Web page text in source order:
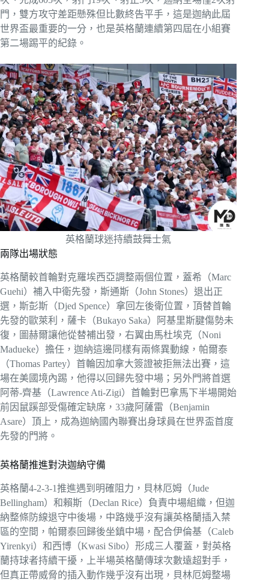
門，雙方攻守差距懸殊但比數終告平手，這是迦納此屆
世界盃最重要的一分，也是英格蘭連續第四屆在小組賽
第二場踢平的紀錄。
英格蘭球迷持續鼓舞士氣
兩隊出場狀態
英格蘭較首輪對克羅埃西亞調整兩個位置，蓋希（Marc
Guehi）補入中衛先發，斯通斯（John Stones）退出正
選，斯彭斯（Djed Spence）拿回左後衛位置，頂替首輪
先發的歐萊利，薩卡（Bukayo Saka）阿基里斯腱傷勢未
復，圖赫爾讓他從替補出發，右翼由馬杜埃克（Noni
Madueke）擔任，迦納這邊同樣有兩條異動線，帕爾泰
（Thomas Partey）首輪因加拿大簽證被拒無法出賽，這
場在美國境內踢，他得以回歸先發中場；另外門將首選
阿蒂-齊基（Lawrence Ati-Zigi）首輪對巴拿馬下半場開始
前因鼠蹊部受傷確定缺席，33歲阿薩雷（Benjamin
Asare）頂上，成為迦納國內聯賽出身球員在世界盃首度
先發的門將。
英格蘭推進對決迦納守備
英格蘭4-2-3-1推進遇到明確阻力，貝林厄姆（Jude
Bellingham）和賴斯（Declan Rice）負責中場組織，但迦
納整條防線退守中後場，中路幾乎沒有讓英格蘭插入禁
區的空間，帕爾泰回歸後坐鎮中場，配合伊倫基（Caleb
Yirenkyi）和西博（Kwasi Sibo）形成三人覆蓋，對英格
蘭持球者持續干擾，上半場英格蘭傳球次數遠超對手，
但真正帶威脅的插入動作幾乎沒有出現，貝林厄姆整場